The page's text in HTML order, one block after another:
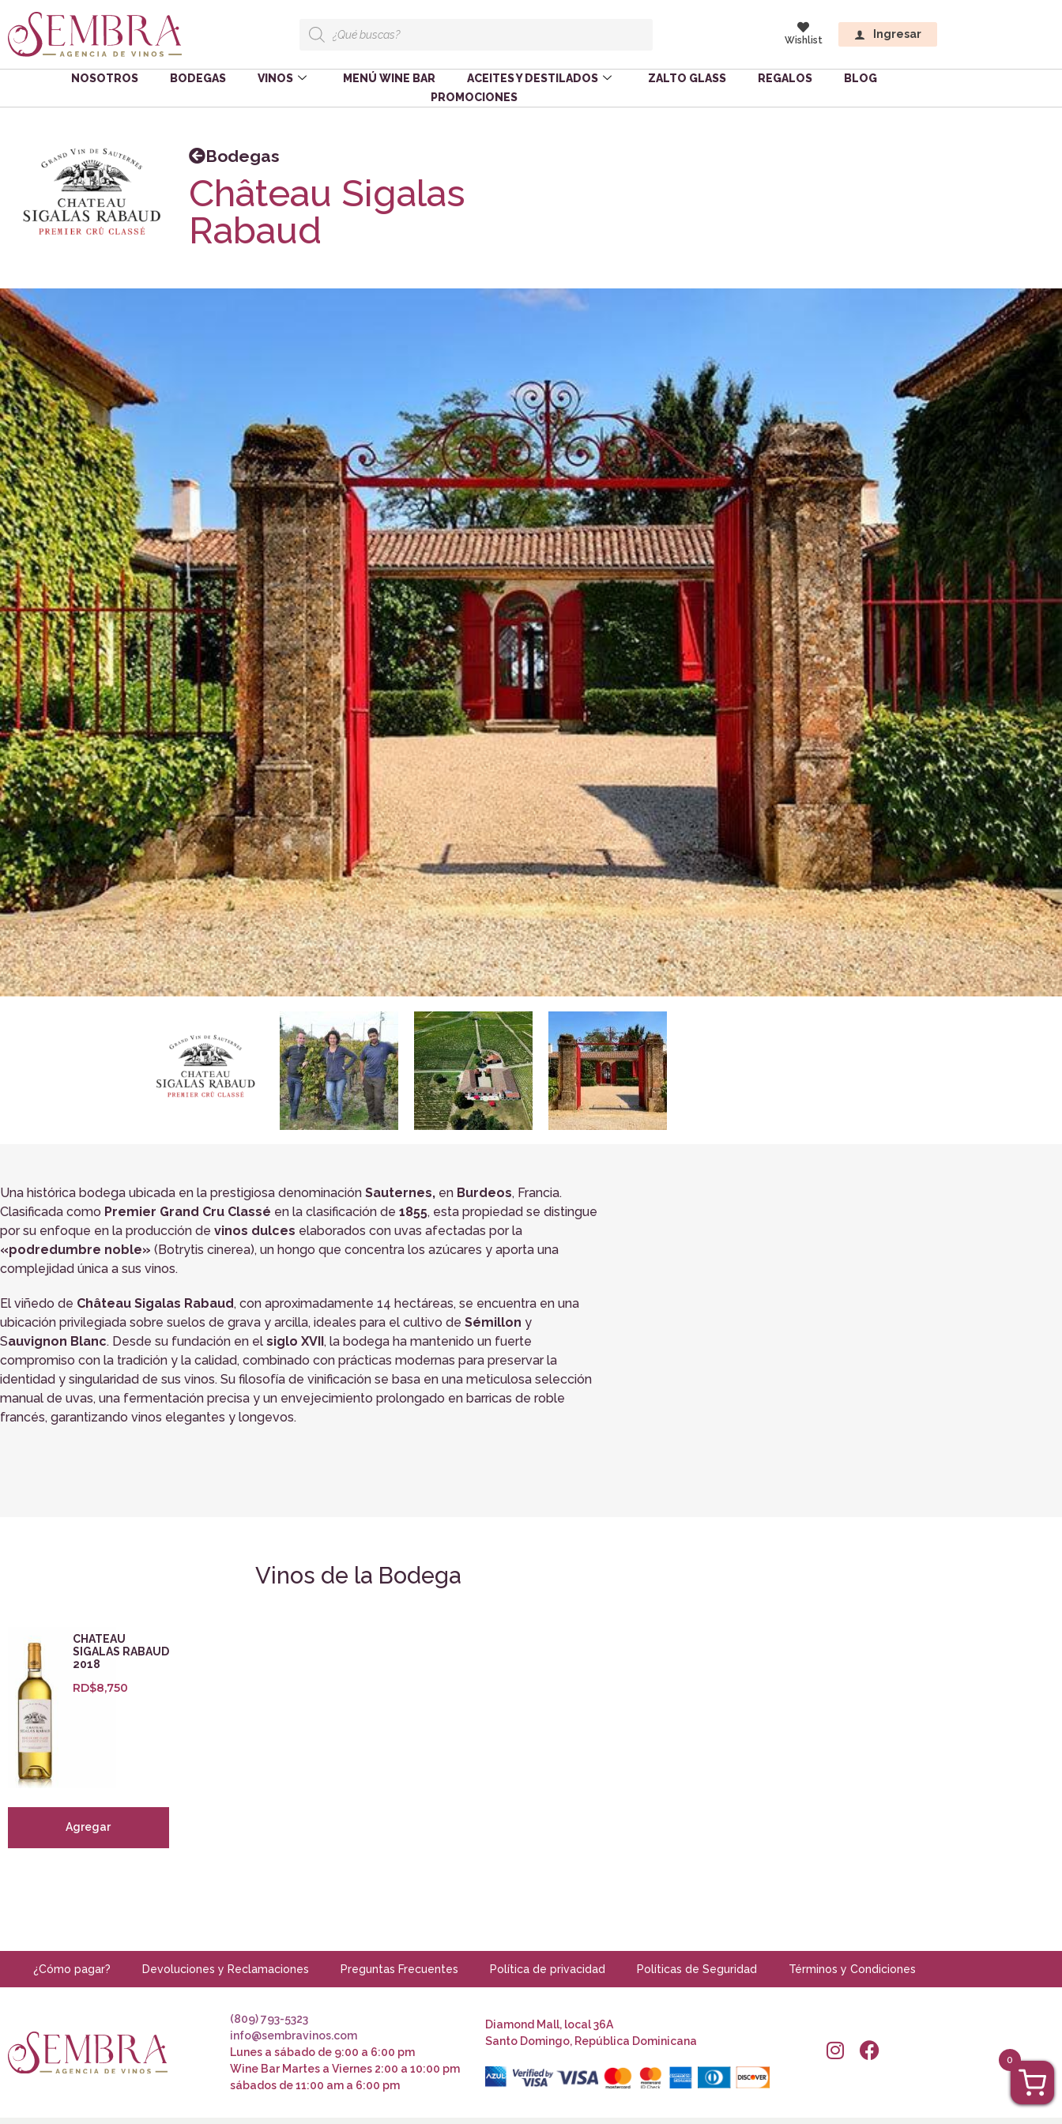
Wishlist Ingresar
NOSOTROS BODEGAS VINOS MENÚ WINE BAR ACEITES Y DESTILADOS ZALTO GLASS REGALOS
BLOG
PROMOCIONES
Bodegas
Château Sigalas
Rabaud
Una histórica bodega ubicada en la prestigiosa denominación Sauternes, en Burdeos, Francia.
Clasificada como Premier Grand Cru Classé en la clasificación de 1855, esta propiedad se distingue
por su enfoque en la producción de vinos dulces elaborados con uvas afectadas por la
«podredumbre noble» (Botrytis cinerea), un hongo que concentra los azúcares y aporta una
complejidad única a sus vinos.
El viñedo de Château Sigalas Rabaud, con aproximadamente 14 hectáreas, se encuentra en una
ubicación privilegiada sobre suelos de grava y arcilla, ideales para el cultivo de Sémillon y
Sauvignon Blanc. Desde su fundación en el siglo XVII , la bodega ha mantenido un fuerte
compromiso con la tradición y la calidad, combinado con prácticas modernas para preservar la
identidad y singularidad de sus vinos. Su filosofía de vinificación se basa en una meticulosa selección
manual de uvas, una fermentación precisa y un envejecimiento prolongado en barricas de roble
francés, garantizando vinos elegantes y longevos.
Vinos de la Bodega
CHATEAU
SIGALAS RABAUD
2018
RD$8,750
Agregar
¿Cómo pagar? Devoluciones y Reclamaciones Preguntas Frecuentes Política de privacidad Políticas de Seguridad Términos y Condiciones
(809) 793-5323
info@sembravinos.com
Lunes a sábado de 9:00 a 6:00 pm
Wine Bar Martes a Viernes 2:00 a 10:00 pm
sábados de 11:00 am a 6:00 pm
Diamond Mall, local 36A
Santo Domingo, República Dominicana
0